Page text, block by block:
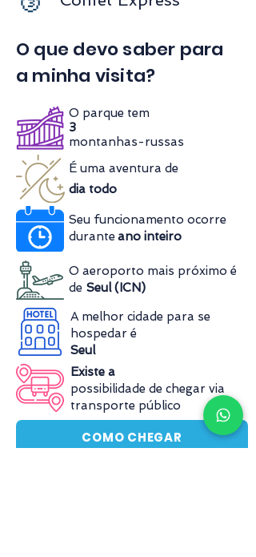
O que devo saber para
a minha visita?
O parque tem
3
montanhas-russas
É uma aventura de
dia todo
Seu funcionamento ocorre
durante ano inteiro
O aeroporto mais próximo é
de Seul (ICN)
A melhor cidade para se
hospedar é
Seul
Existe a
possibilidade de chegar via
transporte público
COMO CHEGAR